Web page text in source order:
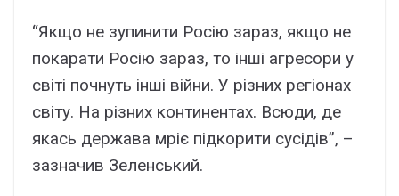
“Якщо не зупинити Росію зараз, якщо не
покарати Росію зараз, то інші агресори у
світі почнуть інші війни. У різних регіонах
світу. На різних континентах. Всюди, де
якась держава мріє підкорити сусідів”, –
зазначив Зеленський.